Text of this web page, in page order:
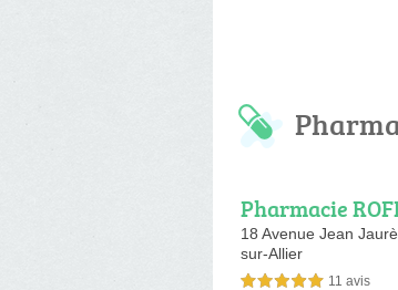
Pharmacie
18 Avenue Jean
sur-Allier
5,0 étoiles sur 5 11 avis